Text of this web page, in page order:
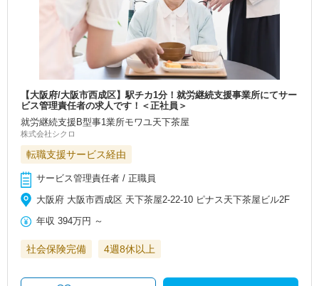
【大阪府/大阪市西成区】駅チカ1分！就労継続支援事業所にてサー
ビス管理責任者の求人です！＜正社員＞
就労継続支援B型事1業所モワユ天下茶屋
株式会社シクロ
転職支援サービス経由
サービス管理責任者 / 正職員
大阪府 大阪市西成区 天下茶屋2-22-10 ピナス天下茶屋ビル2F
年収 394万円 ～
社会保険完備 4週8休以上